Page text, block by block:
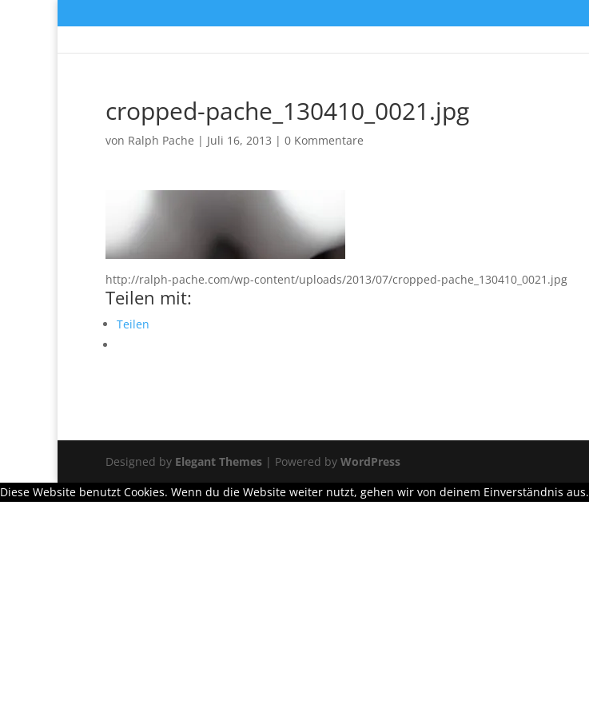
cropped-pache_130410_0021.jpg
von Ralph Pache | Juli 16, 2013 | 0 Kommentare
http://ralph-pache.com/wp-content/uploads/2013/07/cropped-pache_130410_0021.jpg
Teilen mit:
Teilen
Designed by Elegant Themes | Powered by WordPress
Diese Website benutzt Cookies. Wenn du die Website weiter nutzt, gehen wir von deinem Einverständnis aus.